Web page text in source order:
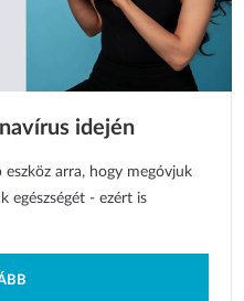
idején
arra, hogy megóvjuk
egészségét - ezért is